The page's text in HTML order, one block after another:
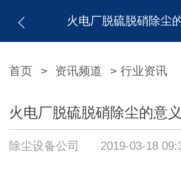
火电厂脱硫脱硝除尘
首页 > 资讯频道 > 行业资讯
火电厂脱硫脱硝除尘的意
除尘设备公司 2019-03-18